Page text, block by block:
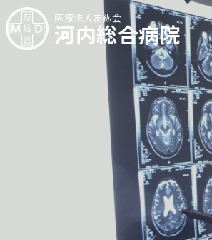
医療法人友紘会
河内総合病院